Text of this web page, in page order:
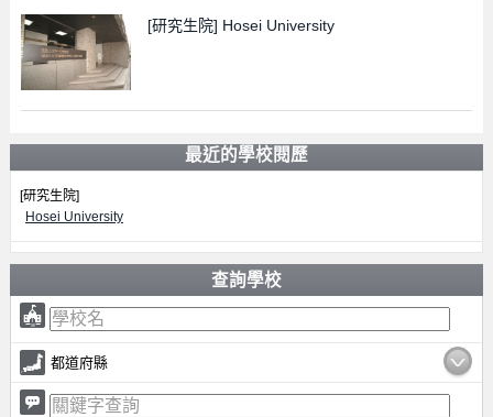
[研究生院] Hosei University
最近的學校閱歷
[研究生院]
Hosei University
查詢學校
都道府縣